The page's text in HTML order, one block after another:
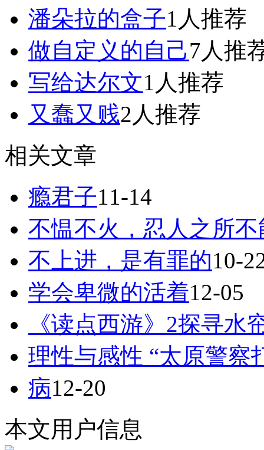
潘朵拉的盒子1人推荐
做自定义的自己7人推
写给达尔文1人推荐
又蠢又贱2人推荐
相关文章
瘾君子11-14
不愠不火，忍人之所不
不上进，是有罪的10-
学会卑微的活着12-05
《读点西游》2探寻水
理性与感性 “太原警察
病12-20
本文用户信息